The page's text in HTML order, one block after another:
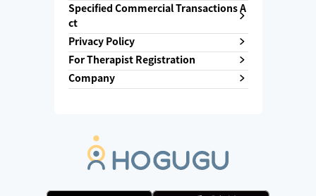
Specified Commercial Transactions A
ct
Privacy Policy
For Therapist Registration
Company